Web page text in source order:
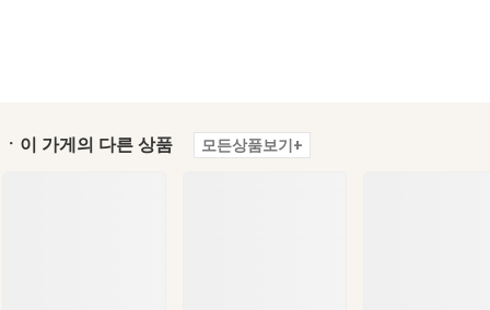
ㆍ이 가게의 다른 상품 모든상품보기+